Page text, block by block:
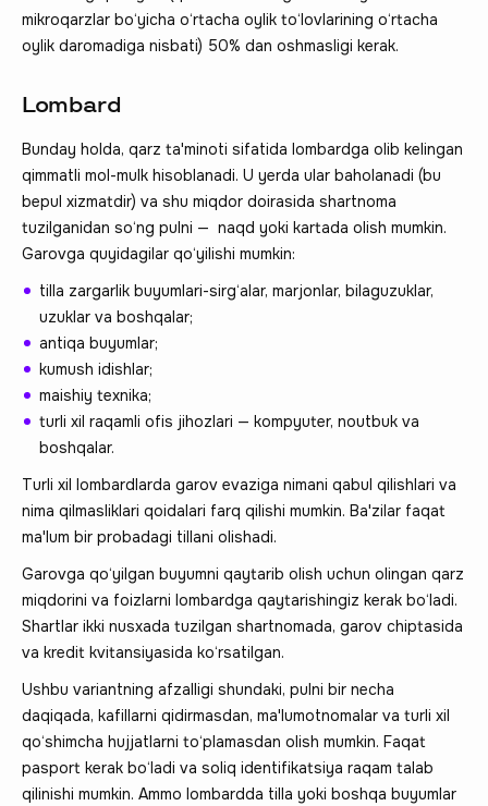
mikroqarzlar bo‘yicha o‘rtacha oylik to‘lovlarining o‘rtacha
oylik daromadiga nisbati) 50% dan oshmasligi kerak.
Lombard
Bunday holda, qarz ta'minoti sifatida lombardga olib kelingan
qimmatli mol-mulk hisoblanadi. U yerda ular baholanadi (bu
bepul xizmatdir) va shu miqdor doirasida shartnoma
tuzilganidan so‘ng pulni — naqd yoki kartada olish mumkin.
Garovga quyidagilar qo‘yilishi mumkin:
tilla zargarlik buyumlari-sirg‘alar, marjonlar, bilaguzuklar,
uzuklar va boshqalar;
antiqa buyumlar;
kumush idishlar;
maishiy texnika;
turli xil raqamli ofis jihozlari — kompyuter, noutbuk va
boshqalar.
Turli xil lombardlarda garov evaziga nimani qabul qilishlari va
nima qilmasliklari qoidalari farq qilishi mumkin. Ba'zilar faqat
ma'lum bir probadagi tillani olishadi.
Garovga qo‘yilgan buyumni qaytarib olish uchun olingan qarz
miqdorini va foizlarni lombardga qaytarishingiz kerak bo‘ladi.
Shartlar ikki nusxada tuzilgan shartnomada, garov chiptasida
va kredit kvitansiyasida ko‘rsatilgan.
Ushbu variantning afzalligi shundaki, pulni bir necha
daqiqada, kafillarni qidirmasdan, ma'lumotnomalar va turli xil
qo‘shimcha hujjatlarni to‘plamasdan olish mumkin. Faqat
pasport kerak bo‘ladi va soliq identifikatsiya raqam talab
qilinishi mumkin. Ammo lombardda tilla yoki boshqa buyumlar